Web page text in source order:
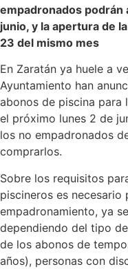
empadronados podrán
junio, y la apertura de
23 del mismo mes
En Zaratán ya huele a
Ayuntamiento han
abonos de piscina para
el próximo lunes 2 de
los no empadronados
comprarlos.
Sobre los requisitos
piscineros es
empadronamiento, ya
dependiendo del tipo
de los abonos de
años), personas con